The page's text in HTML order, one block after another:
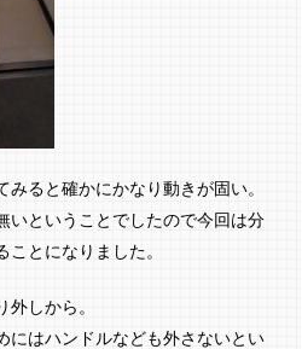
ると確かにかなり動きが固い。
いということでしたので今回は分
とになりました。
外しから。
にはハンドルなども外さないとい